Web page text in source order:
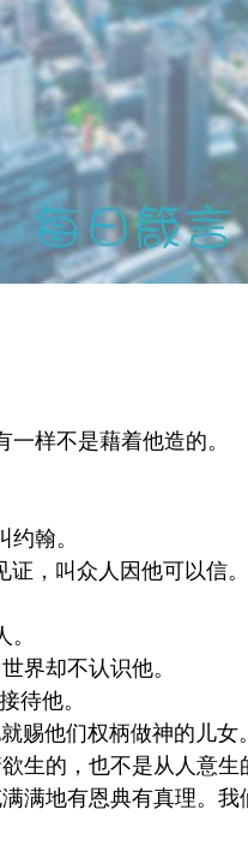
样不是藉着他造的。
翰。
，叫众人因他可以信。
界却不认识他。
待他。
赐他们权柄做神的儿女。
生的，也不是从人意生
满地有恩典有真理。我